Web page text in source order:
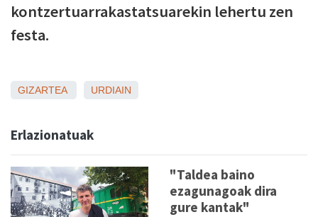
kontzertuarrakastatsuarekin lehertu zen
festa.
GIZARTEA URDIAIN
Erlazionatuak
"Taldea baino
ezagunagoak dira
gure kantak"